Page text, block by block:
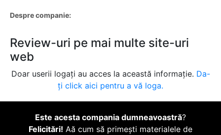
Despre companie:
Review-uri pe mai multe site-uri
web
Doar userii logați au acces la această informație. Da-
ți click aici pentru a vă loga.
Este acesta compania dumneavoastră?
Felicitări! Aă cum să primești materialele de